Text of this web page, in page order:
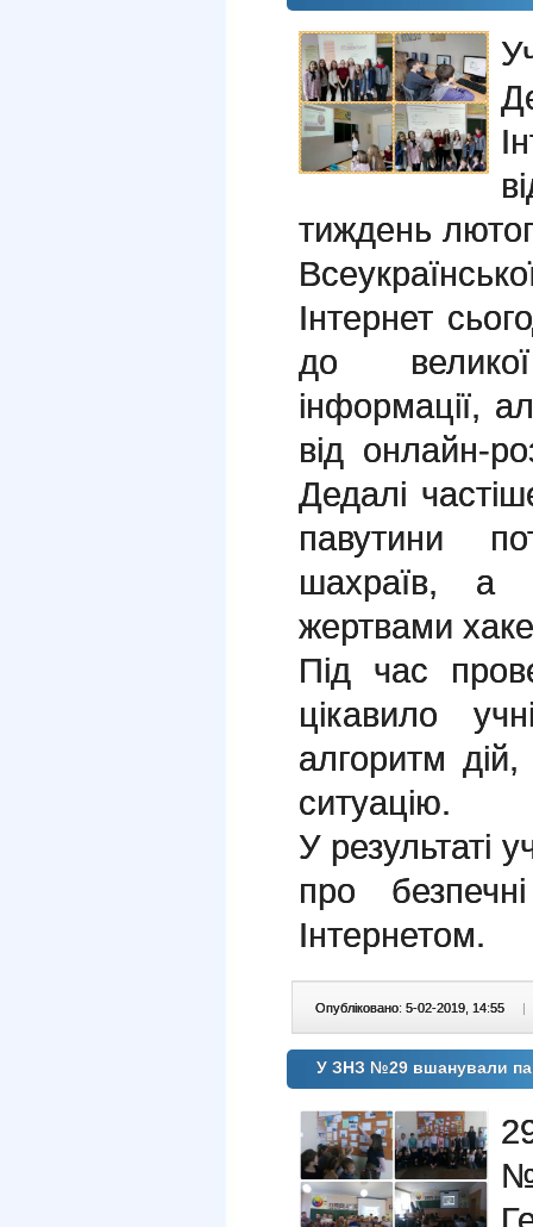
тиждень
Інтернет
до
інформації,
від онлайн-
Дедалі
павутини
шахраїв, а
жертвами
Під час
цікавило
алгоритм
ситуацію.
У результаті
про
Інтернетом.
Опубліковано: 5-02-2019, 14:55 |
У ЗНЗ №29 вшанували